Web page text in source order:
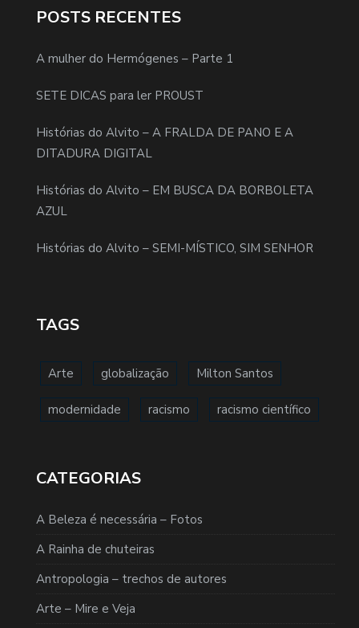
POSTS RECENTES
A mulher do Hermógenes – Parte 1
SETE DICAS para ler PROUST
Histórias do Alvito – A FRALDA DE PANO E A
DITADURA DIGITAL
Histórias do Alvito – EM BUSCA DA BORBOLETA
AZUL
Histórias do Alvito – SEMI-MÍSTICO, SIM SENHOR
TAGS
Arte globalização Milton Santos
modernidade racismo racismo científico
CATEGORIAS
A Beleza é necessária – Fotos
A Rainha de chuteiras
Antropologia – trechos de autores
Arte – Mire e Veja